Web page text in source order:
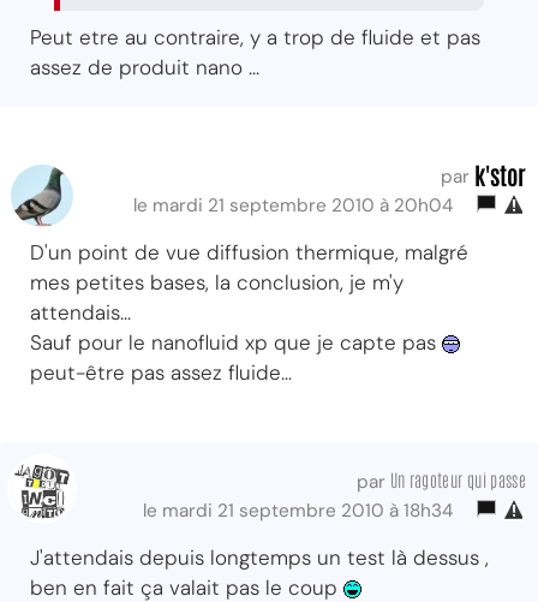
Peut etre au contraire, y a trop de fluide et pas
assez de produit nano ...
par k'stor
le mardi 21 septembre 2010 à 20h04
D'un point de vue diffusion thermique, malgré
mes petites bases, la conclusion, je m'y
attendais...
Sauf pour le nanofluid xp que je capte pas
peut-être pas assez fluide...
par Un ragoteur qui passe
le mardi 21 septembre 2010 à 18h34
J'attendais depuis longtemps un test là dessus ,
ben en fait ça valait pas le coup